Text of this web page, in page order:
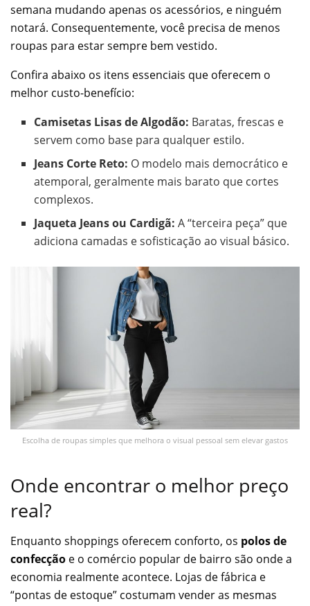
semana mudando apenas os acessórios, e ninguém
notará. Consequentemente, você precisa de menos
roupas para estar sempre bem vestido.
Confira abaixo os itens essenciais que oferecem o
melhor custo-benefício:
Camisetas Lisas de Algodão: Baratas, frescas e
servem como base para qualquer estilo.
Jeans Corte Reto: O modelo mais democrático e
atemporal, geralmente mais barato que cortes
complexos.
Jaqueta Jeans ou Cardigã: A “terceira peça” que
adiciona camadas e sofisticação ao visual básico.
Escolha de roupas simples que melhora o visual pessoal sem elevar gastos
Onde encontrar o melhor preço
real?
Enquanto shoppings oferecem conforto, os polos de
confecção e o comércio popular de bairro são onde a
economia realmente acontece. Lojas de fábrica e
“pontas de estoque” costumam vender as mesmas